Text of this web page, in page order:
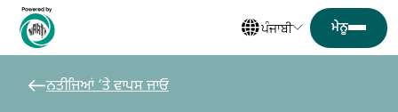
ਪੰਜਾਬੀ
ਨਤੀਜਿਆਂ ‘ਤੇ ਵਾਪਸ ਜਾਓ